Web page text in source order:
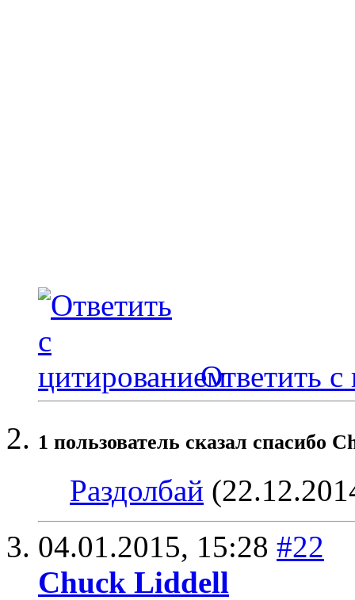
Ответить с
1 пользователь сказал cпасибо
Раздолбай
04.01.2015, 15:28 #22
Chuck Liddell